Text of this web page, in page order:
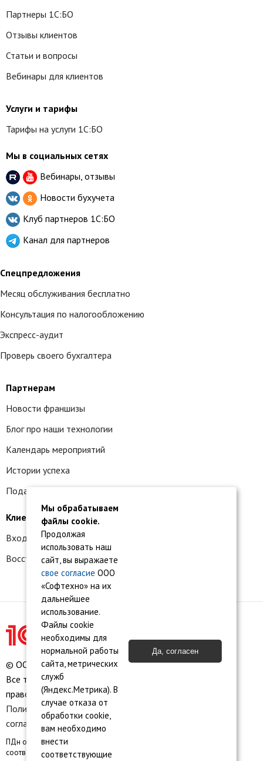
Партнеры 1С:БО
Отзывы клиентов
Статьи и вопросы
Вебинары для клиентов
Услуги и тарифы
Тарифы на услуги 1С:БО
Мы в социальных сетях
Вебинары, отзывы
Новости бухучета
Клуб партнеров 1С:БО
Канал для партнеров
Спецпредложения
Месяц обслуживания бесплатно
Консультация по налогообложению
Экспресс-аудит
Проверь своего бухгалтера
Партнерам
Новости франшизы
Блог про наши технологии
Календарь мероприятий
Истории успеха
Подать заявку на франшизу
Клиентам
Вход в личный кабинет
Восстановление доступа к сервису 1С:БО
© ООО «Софтехно» Все права защищены.
Все торговые марки являются собственностью их
правообладателей.
Политика конфиденциальности
соглашение
Карта сайта
ПДн опубликованы на сайте при наличии правовых оснований в
соответствии с ч.1 ст.6 и ст. 10.1 152-ФЗ. Субъектами установлены
Мы обрабатываем
файлы cookie.
Продолжая
использовать наш
сайт, вы выражаете
свое согласие ООО
«Софтехно» на их
дальнейшее
использование.
Файлы cookie
необходимы для
нормальной работы
сайта, метрических
служб
(Яндекс.Метрика). В
случае отказа от
обработки cookie,
вам необходимо
внести
соответствующие
Да, согласен